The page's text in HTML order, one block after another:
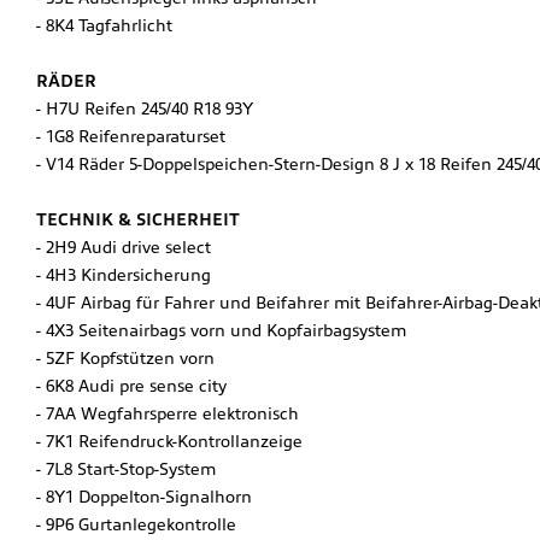
8K4 Tagfahrlicht
RÄDER
H7U Reifen 245/40 R18 93Y
1G8 Reifenreparaturset
V14 Räder 5-Doppelspeichen-Stern-Design 8 J x 18 Reifen 245/
TECHNIK & SICHERHEIT
2H9 Audi drive select
4H3 Kindersicherung
4UF Airbag für Fahrer und Beifahrer mit Beifahrer-Airbag-
4X3 Seitenairbags vorn und Kopfairbagsystem
5ZF Kopfstützen vorn
6K8 Audi pre sense city
7AA Wegfahrsperre elektronisch
7K1 Reifendruck-Kontrollanzeige
7L8 Start-Stop-System
8Y1 Doppelton-Signalhorn
9P6 Gurtanlegekontrolle